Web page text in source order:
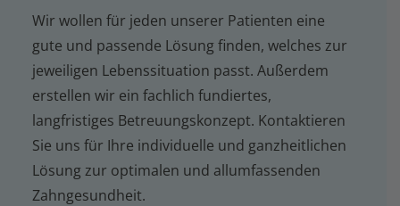
Wir wollen für jeden unserer Patienten eine
gute und passende Lösung finden, welches zur
jeweiligen Lebenssituation passt. Außerdem
erstellen wir ein fachlich fundiertes,
langfristiges Betreuungskonzept. Kontaktieren
Sie uns für Ihre individuelle und ganzheitlichen
Lösung zur optimalen und allumfassenden
Zahngesundheit.